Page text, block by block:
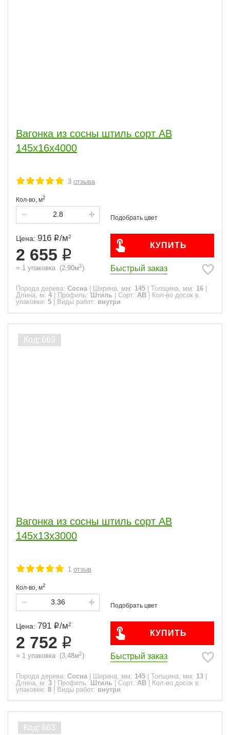
Вагонка из сосны штиль сорт АВ
145x16x4000
3 отзыва
Кол-во, м2
Цена: 916 /м2
2 655
= 1 упаковка (2,90м2)
КУПИТЬ
Быстрый заказ
Порода дерева: Сосна Ширина, мм: 145 Толщина, мм: 16
Длина, м: 4 Профиль: Штиль Сорт: АВ
Кол-во досок в
упаковке: 5 Виды работ: внутри
Вагонка из сосны штиль сорт АВ
145x13x3000
1 отзыв
Кол-во, м2
Цена: 791 /м2
2 752
= 1 упаковка (3,48м2)
КУПИТЬ
Быстрый заказ
Порода дерева: Сосна Ширина, мм: 145 Толщина, мм: 13
Длина, м: 3 Профиль: Штиль Сорт: АВ
Кол-во досок в
упаковке: 8 Виды работ: внутри